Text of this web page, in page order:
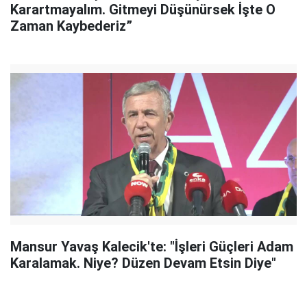
Karartmayalım. Gitmeyi Düşünürsek İşte O
Zaman Kaybederiz”
Mansur Yavaş Kalecik'te: "İşleri Güçleri Adam
Karalamak. Niye? Düzen Devam Etsin Diye"